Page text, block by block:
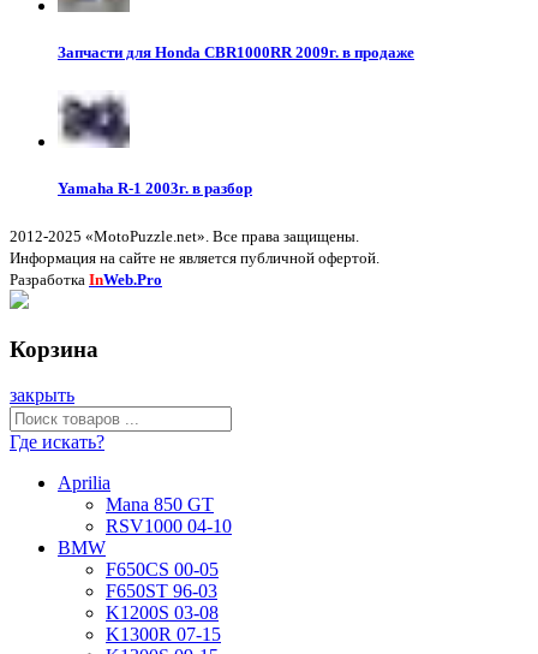
Запчасти для Honda CBR1000RR 2009г. в продаже
Yamaha R-1 2003г. в разбор
2012-2025 «MotoPuzzle.net». Все права защищены.
Информация на сайте не является публичной офертой.
Разработка InWeb.Pro
Корзина
закрыть
Где искать?
Aprilia
Mana 850 GT
RSV1000 04-10
BMW
F650CS 00-05
F650ST 96-03
K1200S 03-08
K1300R 07-15